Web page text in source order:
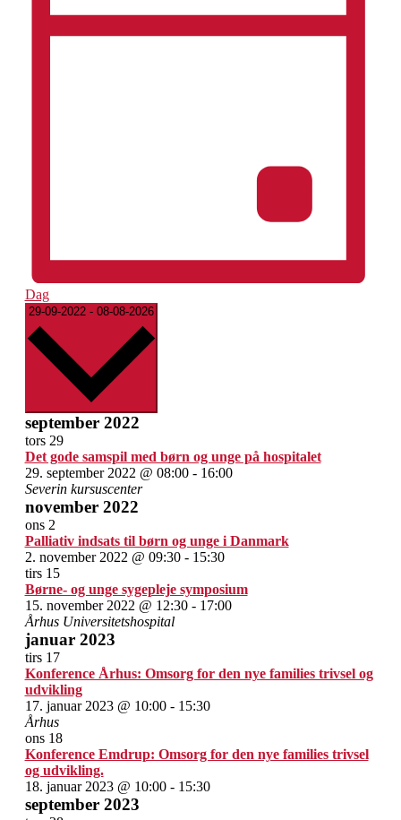
Dag
29-09-2022 - 08-08-2026 Vælg
september 2022
tors 29
Det gode samspil med børn og unge på hospitalet
29. september 2022 @ 08:00- 16:00
Severin kursuscenter
november 2022
ons 2
Palliativ indsats til børn og unge i Danmark
2. november 2022 @ 09:30- 15:30
tirs 15
Børne- og unge sygepleje symposium
15. november 2022 @ 12:30- 17:00
Århus Universitetshospital
januar 2023
tirs 17
Konference Århus: Omsorg for den nye families trivsel og
udvikling
17. januar 2023 @ 10:00- 15:30
Århus
ons 18
Konference Emdrup: Omsorg for den nye families trivsel
og udvikling.
18. januar 2023 @ 10:00- 15:30
september 2023